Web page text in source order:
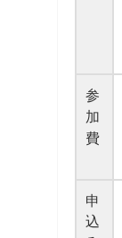
参
加
費
申
込